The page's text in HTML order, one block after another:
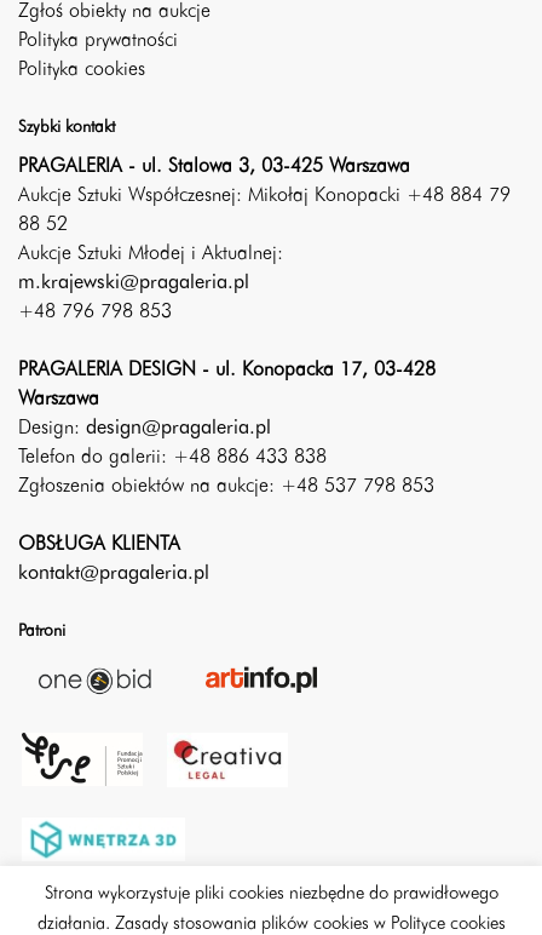
Zgłoś obiekty na aukcje
Polityka prywatności
Polityka cookies
Szybki kontakt
PRAGALERIA - ul. Stalowa 3, 03-425 Warszawa
Aukcje Sztuki Współczesnej: Mikołaj Konopacki +48 884 79
88 52
Aukcje Sztuki Młodej i Aktualnej:
m.krajewski@pragaleria.pl
+48 796 798 853
PRAGALERIA DESIGN - ul. Konopacka 17, 03-428
Warszawa
Design: design@pragaleria.pl
Telefon do galerii: +48 886 433 838
Zgłoszenia obiektów na aukcje: +48 537 798 853
OBSŁUGA KLIENTA
kontakt@pragaleria.pl
Patroni
Strona wykorzystuje pliki cookies niezbędne do prawidłowego
działania. Zasady stosowania plików cookies w Polityce cookies